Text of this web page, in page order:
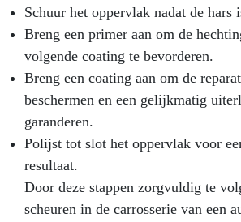
Schuur het oppervlak nadat de hars
Breng een primer aan om de
volgende coating te bevorderen.
Breng een coating aan om de
beschermen en een gelijkmatig
garanderen.
Polijst tot slot het oppervlak voor
resultaat.
Door deze stappen zorgvuldig te
scheuren in de carrosserie van een